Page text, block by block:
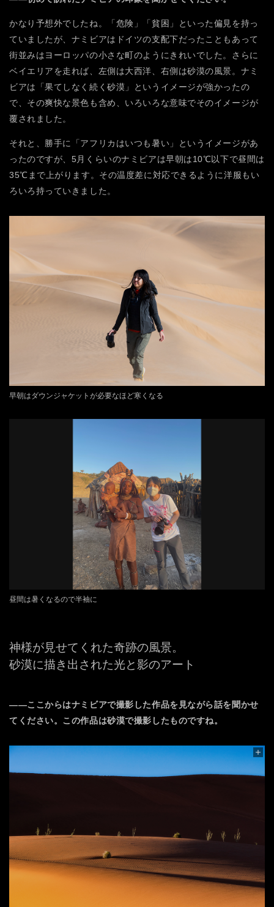
かなり予想外でしたね。「危険」「貧困」といった偏見を持っ
ていましたが、ナミビアはドイツの支配下だったこともあって
街並みはヨーロッパの小さな町のようにきれいでした。さらに
ベイエリアを走れば、左側は大西洋、右側は砂漠の風景。ナミ
ビアは「果てしなく続く砂漠」というイメージが強かったの
で、その爽快な景色も含め、いろいろな意味でそのイメージが
覆されました。
それと、勝手に「アフリカはいつも暑い」というイメージがあ
ったのですが、5月くらいのナミビアは早朝は10℃以下で昼間は
35℃まで上がります。その温度差に対応できるように洋服もい
ろいろ持っていきました。
早朝はダウンジャケットが必要なほど寒くなる
昼間は暑くなるので半袖に
神様が見せてくれた奇跡の風景。
砂漠に描き出された光と影のアート
――ここからはナミビアで撮影した作品を見ながら話を聞かせ
てください。この作品は砂漠で撮影したものですね。